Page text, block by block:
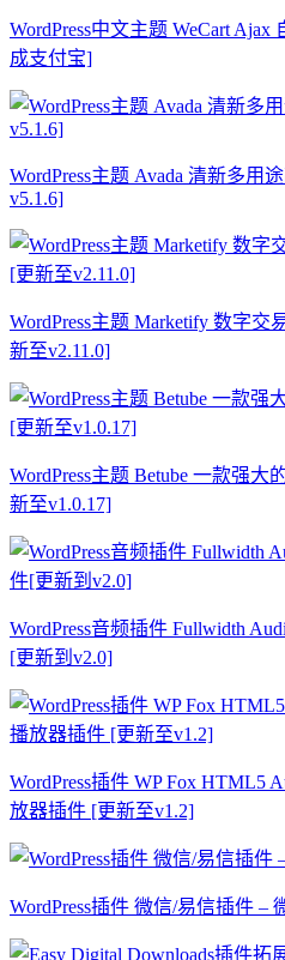
WordPress中文主题 WeCart
成支付宝]
WordPress主题 Avada 清新多用
v5.1.6]
WordPress主题 Marketify 数字
新至v2.11.0]
WordPress主题 Betube 一款强
新至v1.0.17]
WordPress音频插件 Fullwidth
[更新到v2.0]
WordPress插件 WP Fox HTML5
放器插件 [更新至v1.2]
WordPress插件 微信/易信插件 –